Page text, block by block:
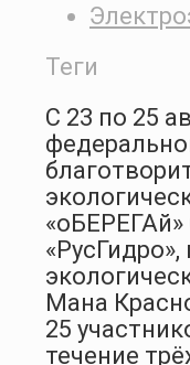
Теги
С 23 по 25
Мана
25
течение